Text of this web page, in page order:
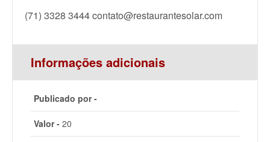
(71) 3328 3444 contato@restaurantesolar.com
Informações adicionais
Publicado por -
Valor - 20